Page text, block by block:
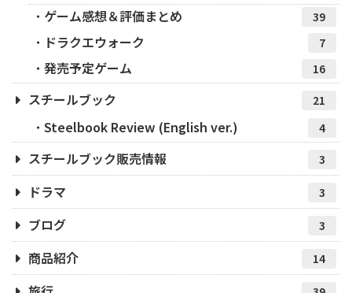
ゲーム感想＆評価まとめ 39
ドラクエウォーク 7
発売予定ゲーム 16
スチールブック 21
Steelbook Review (English ver.) 4
スチールブック販売情報 3
ドラマ 3
ブログ 3
商品紹介 14